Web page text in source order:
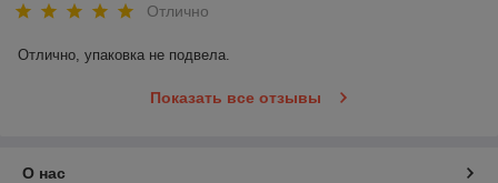
Отлично
Отлично, упаковка не подвела.
Показать все отзывы
О нас